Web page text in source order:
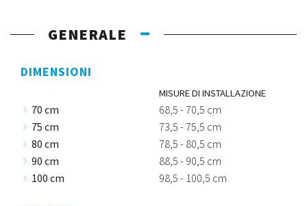
GENERALE
DIMENSIONI
MISURE DI INSTALLAZIONE
70 cm
68,5 - 70,5 cm
75 cm
73,5 - 75,5 cm
80 cm
78,5 - 80,5 cm
90 cm
88,5 - 90,5 cm
100 cm
98,5 - 100,5 cm